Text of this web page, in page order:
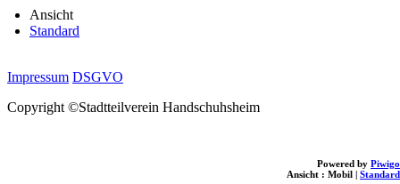
Powered by Piwigo
Ansicht : Mobil | Standard
Ansicht
Standard
Impressum DSGVO
Copyright ©Stadtteilverein Handschuhsheim